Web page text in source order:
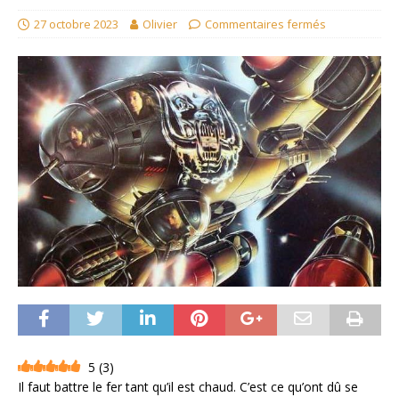
27 octobre 2023 Olivier Commentaires fermés
5 (3)
Il faut battre le fer tant qu’il est chaud. C’est ce qu’ont dû se